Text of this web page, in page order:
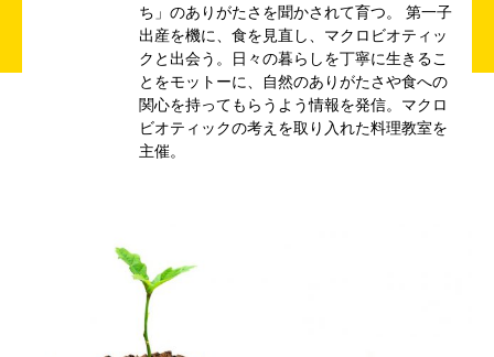
ち」のありがたさを聞かされて育つ。 第一子
出産を機に、食を見直し、マクロビオティッ
クと出会う。日々の暮らしを丁寧に生きるこ
とをモットーに、自然のありがたさや食への
関心を持ってもらうよう情報を発信。マクロ
ビオティックの考えを取り入れた料理教室を
主催。